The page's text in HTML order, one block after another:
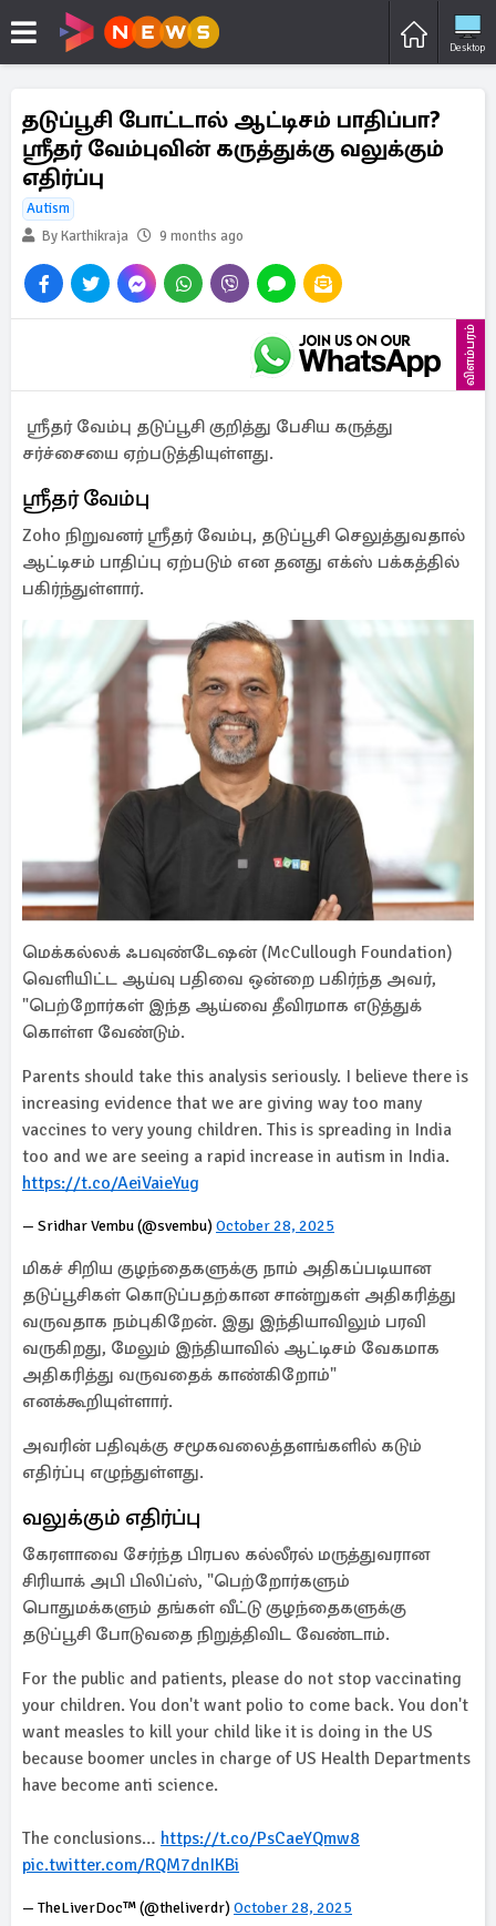
Desktop
தடுப்பூசி போட்டால் ஆட்டிசம் பாதிப்பா?
ஸ்ரீதர் வேம்புவின் கருத்துக்கு வலுக்கும்
எதிர்ப்பு
Autism
By Karthikraja
9 months ago
விளம்பரம்
ஸ்ரீதர் வேம்பு தடுப்பூசி குறித்து பேசிய கருத்து
சர்ச்சையை ஏற்படுத்தியுள்ளது.
ஸ்ரீதர் வேம்பு
Zoho நிறுவனர் ஸ்ரீதர் வேம்பு, தடுப்பூசி செலுத்துவதால்
ஆட்டிசம் பாதிப்பு ஏற்படும் என தனது எக்ஸ் பக்கத்தில்
பகிர்ந்துள்ளார்.
மெக்கல்லக் ஃபவுண்டேஷன் (McCullough Foundation)
வெளியிட்ட ஆய்வு பதிவை ஒன்றை பகிர்ந்த அவர்,
"பெற்றோர்கள் இந்த ஆய்வை தீவிரமாக எடுத்துக்
கொள்ள வேண்டும்.
Parents should take this analysis seriously. I believe there is
increasing evidence that we are giving way too many
vaccines to very young children. This is spreading in India
too and we are seeing a rapid increase in autism in India.
https://t.co/AeiVaieYug
— Sridhar Vembu (@svembu) October 28, 2025
மிகச் சிறிய குழந்தைகளுக்கு நாம் அதிகப்படியான
தடுப்பூசிகள் கொடுப்பதற்கான சான்றுகள் அதிகரித்து
வருவதாக நம்புகிறேன். இது இந்தியாவிலும் பரவி
வருகிறது, மேலும் இந்தியாவில் ஆட்டிசம் வேகமாக
அதிகரித்து வருவதைக் காண்கிறோம்"
எனக்கூறியுள்ளார்.
அவரின் பதிவுக்கு சமூகவலைத்தளங்களில் கடும்
எதிர்ப்பு எழுந்துள்ளது.
வலுக்கும் எதிர்ப்பு
கேரளாவை சேர்ந்த பிரபல கல்லீரல் மருத்துவரான
சிரியாக் அபி பிலிப்ஸ், "பெற்றோர்களும்
பொதுமக்களும் தங்கள் வீட்டு குழந்தைகளுக்கு
தடுப்பூசி போடுவதை நிறுத்திவிட வேண்டாம்.
For the public and patients, please do not stop vaccinating
your children. You don't want polio to come back. You don't
want measles to kill your child like it is doing in the US
because boomer uncles in charge of US Health Departments
have become anti science.
The conclusions… https://t.co/PsCaeYQmw8
pic.twitter.com/RQM7dnIKBi
— TheLiverDoc™ (@theliverdr) October 28, 2025